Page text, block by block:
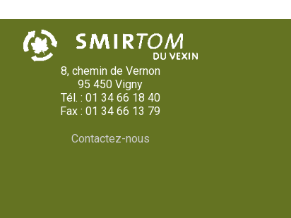
8, chemin de Vernon
95 450 Vigny
Tél. : 01 34 66 18 40
Fax : 01 34 66 13 79
Contactez-nous